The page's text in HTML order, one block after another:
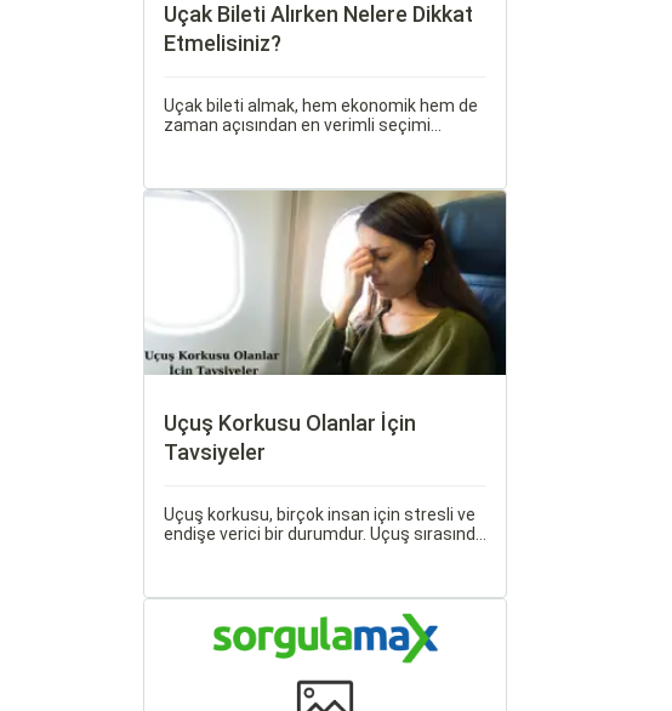
Uçak Bileti Alırken Nelere Dikkat
Etmelisiniz?
Uçak bileti almak, hem ekonomik hem de
zaman açısından en verimli seçimi
etmeniz gereken önemli noktaları ele
alacak ve Sorgulamax.
Uçuş Korkusu Olanlar İçin
Tavsiyeler
Uçuş korkusu, birçok insan için stresli ve
endişe verici bir durumdur. Uçuş sırasında